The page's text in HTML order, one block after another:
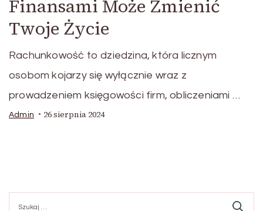
Finansami Może Zmienić
Twoje Życie
Rachunkowość to dziedzina, która licznym
osobom kojarzy się wyłącznie wraz z
prowadzeniem księgowości firm, obliczeniami …
Admin 26 sierpnia 2024